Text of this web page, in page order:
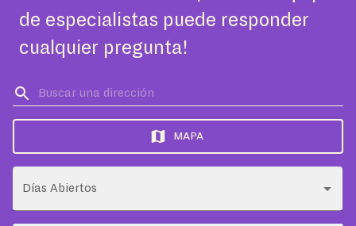
de especialistas puede responder
cualquier pregunta!
MAPA
Días Abiertos